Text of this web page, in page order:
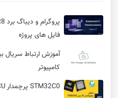
فایل های پروژه
آموزش ارتباط سریال
کامپیوتر
STM32C0 پرچمدار MCU